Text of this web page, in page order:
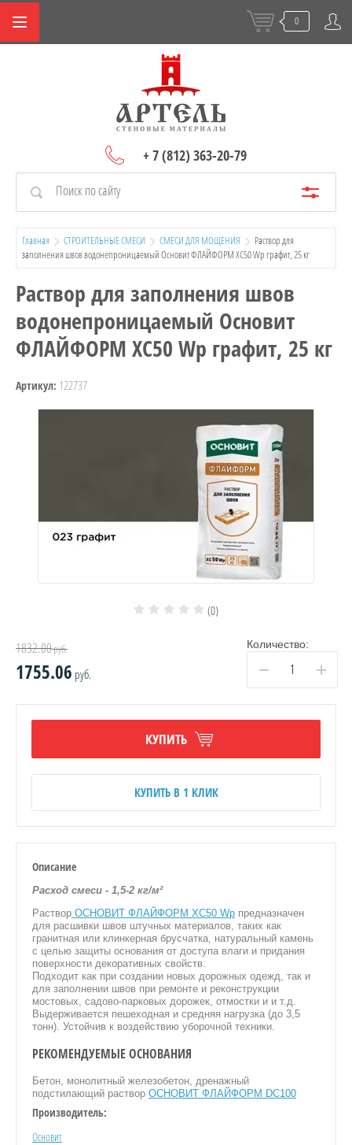
0
+ 7 (812) 363-20-79
Главная СТРОИТЕЛЬНЫЕ СМЕСИ СМЕСИ ДЛЯ МОЩЕНИЯ
  Раствор для
заполнения швов водонепроницаемый Основит ФЛАЙФОРМ XC50 Wp графит, 25 кг
Раствор для заполнения швов
водонепроницаемый Основит
ФЛАЙФОРМ XC50 Wp графит, 25 кг
Артикул: 122737
(0)
1832.00руб.
1755.06 руб.
Количество:
− +
КУПИТЬ
КУПИТЬ В 1 КЛИК
Описание
Расход смеси - 1,5-2 кг/м²
Раствор ОСНОВИТ ФЛАЙФОРМ XC50 Wp предназначен
для расшивки швов штучных материалов, таких как
гранитная или клинкерная брусчатка, натуральный камень
с целью защиты основания от доступа влаги и придания
поверхности декоративных свойств.
Подходит как при создании новых дорожных одежд, так и
для заполнении швов при ремонте и реконструкции
мостовых, садово-парковых дорожек, отмостки и и т.д.
Выдерживается пешеходная и средняя нагрузка (до 3,5
тонн). Устойчив к воздействию уборочной техники.
РЕКОМЕНДУЕМЫЕ ОСНОВАНИЯ
Бетон, монолитный железобетон, дренажный
подстилающий раствор ОСНОВИТ ФЛАЙФОРМ DC100
Производитель:
Основит